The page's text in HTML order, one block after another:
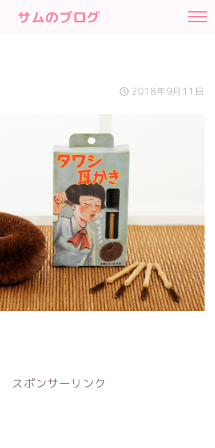
サムのブログ
2018年9月11日
スポンサーリンク